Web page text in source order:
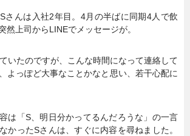
んは入社2年目。4月の半ばに同期4人で飲
然上司からLINEでメッセージが。
いたのですが、こんな時間になって連絡して
よっぽど大事なことかなと思い、若干心配に
は「S、明日分かってるんだろうな」の一言
かったSさんは、すぐに内容を尋ねました。